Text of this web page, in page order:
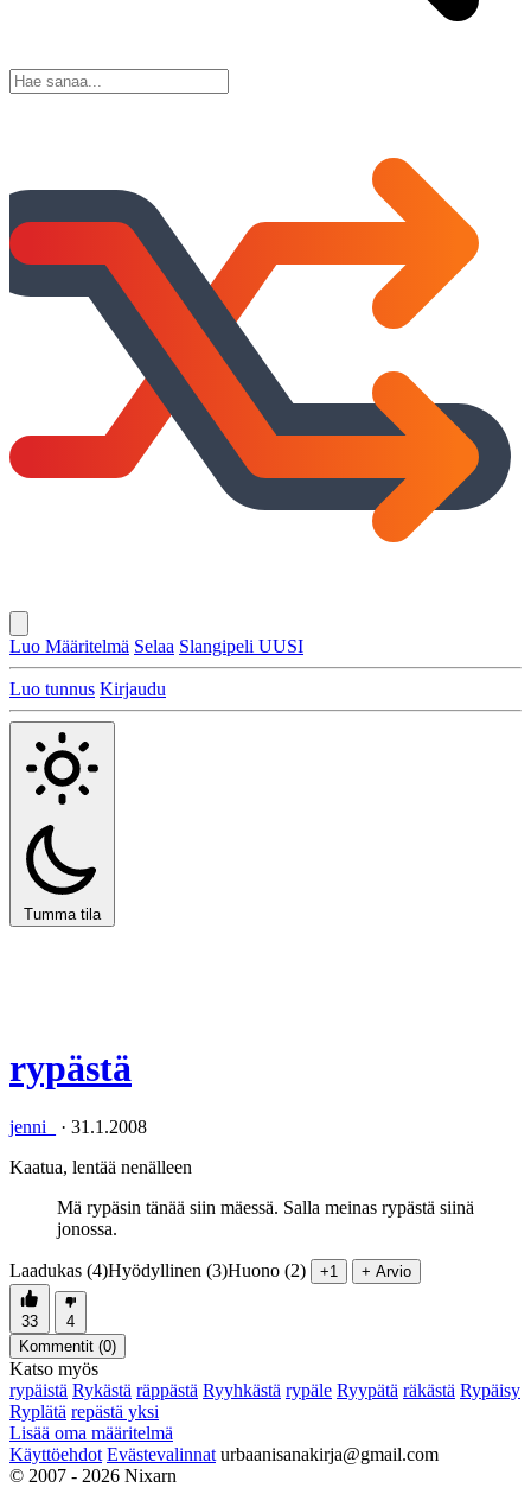
Luo Määritelmä Selaa Slangipeli UUSI
Luo tunnus Kirjaudu
Tumma tila
rypästä
jenni_ · 31.1.2008
Kaatua, lentää nenälleen
Mä rypäsin tänää siin mäessä. Salla meinas rypästä siinä
jonossa.
Laadukas (4)Hyödyllinen (3)Huono (2) +1 + Arvio
33
4
Kommentit (0)
Katso myös
rypäistä Rykästä räppästä Ryyhkästä rypäle Ryypätä räkästä Rypäisy
Ryplätä repästä yksi
Lisää oma määritelmä
Käyttöehdot Evästevalinnat urbaanisanakirja@gmail.com
© 2007 - 2026 Nixarn